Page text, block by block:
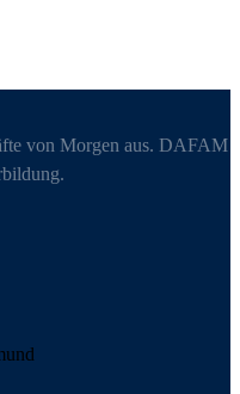
von Morgen aus. DAFAM